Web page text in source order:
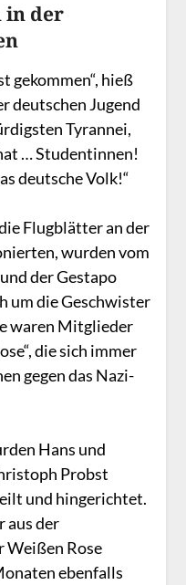
in der
gekommen“, hieß
deutschen Jugend
Tyrannei,
… Studentinnen!
deutsche Volk!“
Flugblätter an der
wurden vom
der Gestapo
um die Geschwister
waren Mitglieder
die sich immer
gegen das Nazi-
Hans und
Probst
und hingerichtet.
aus der
Weißen Rose
ebenfalls